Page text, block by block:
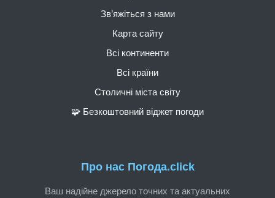
Про нас Погода.click
Ваш надійне джерело точних та актуальних
Зв’яжіться з нами
Карта сайту
Всі континенти
Всі країни
Столичні міста світу
🧩 Безкоштовний віджет погоди